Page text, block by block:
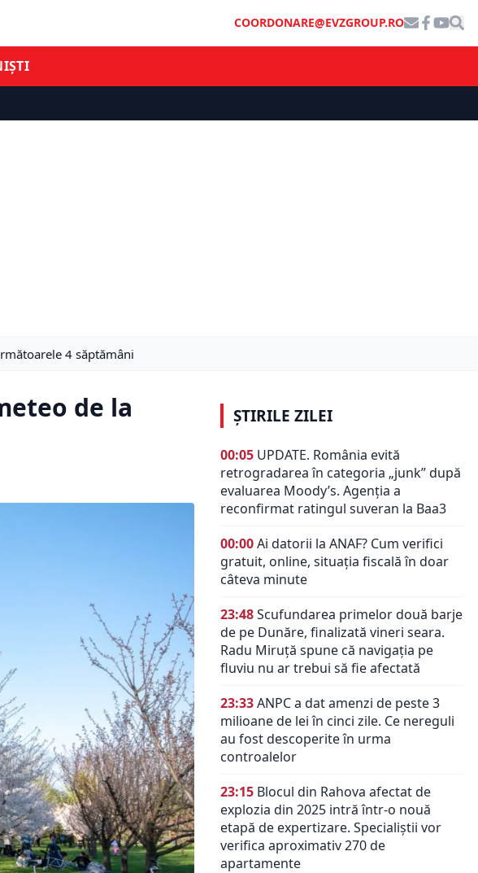
COORDONARE@EVZGROUP.RO
4 săptămâni
de la
ȘTIRILE ZILEI
00:05 UPDATE. România evită
retrogradarea în categoria „junk” după
evaluarea Moody’s. Agenția a
reconfirmat ratingul suveran la Baa3
00:00Ai datorii la ANAF? Cum verifici
gratuit, online, situația fiscală în doar
câteva minute
23:48Scufundarea primelor două barje
de pe Dunăre, finalizată vineri seara.
Radu Miruță spune că navigația pe
fluviu nu ar trebui să fie afectată
23:33ANPC a dat amenzi de peste 3
milioane de lei în cinci zile. Ce nereguli
au fost descoperite în urma
controalelor
23:15 Blocul din Rahova afectat de
explozia din 2025 intră într-o nouă
etapă de expertizare. Specialiștii vor
verifica aproximativ 270 de
apartamente